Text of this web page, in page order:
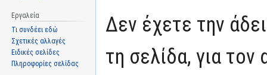
στην
στην
Δεν έχετε την
τη σελίδα, για
Εργαλεία
Τι συνδέει εδώ
Σχετικές αλλαγές
Ειδικές σελίδες
Πληροφορίες σελίδας